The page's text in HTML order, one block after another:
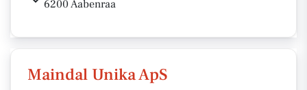
6200 Aabenraa
Maindal Unika ApS